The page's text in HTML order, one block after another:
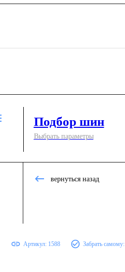
Подбор шин
Выбрать параметры
вернуться назад
Артикул: 1588 Забрать самому: